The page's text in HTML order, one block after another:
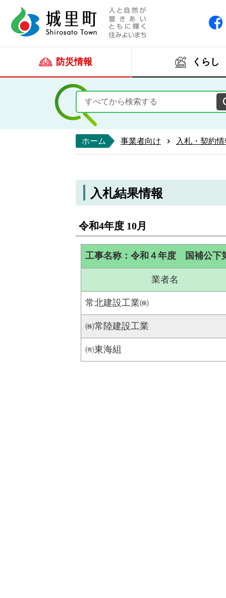
防災情報 くらし
ホーム 事業者向け 入札・契約
入札結果情報
令和4年度 10月
工事名称：令和４年度 国補公下
業者名
常北建設工業㈱
㈱常陸建設工業
㈲東海組